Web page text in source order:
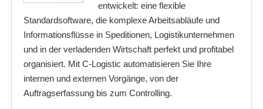
entwickelt: eine flexible
Standardsoftware, die komplexe Arbeitsabläufe und
Informationsflüsse in Speditionen, Logistikunternehmen
und in der verladenden Wirtschaft perfekt und profitabel
organisiert. Mit C-Logistic automatisieren Sie Ihre
internen und externen Vorgänge, von der
Auftragserfassung bis zum Controlling.